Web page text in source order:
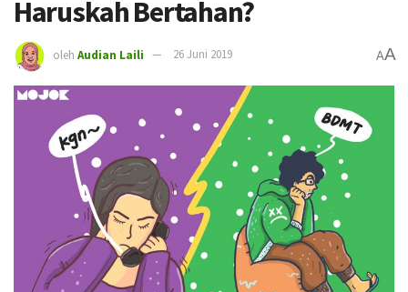
Haruskah Bertahan?
oleh Audian Laili 26 Juni 2019 AA